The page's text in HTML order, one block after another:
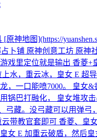
神地图](https://
占卜铺 原神创意工坊 原神
戏里定位就是输出 香菱+
水，重云冰，皇女 E 超
，一口能喷7000。 皇女&
锅巴打融化， 皇女堆攻
弓藏。没弓藏可以用弹弓
带教官套即可 香菱、皇
女 E 加重云破盾，然后